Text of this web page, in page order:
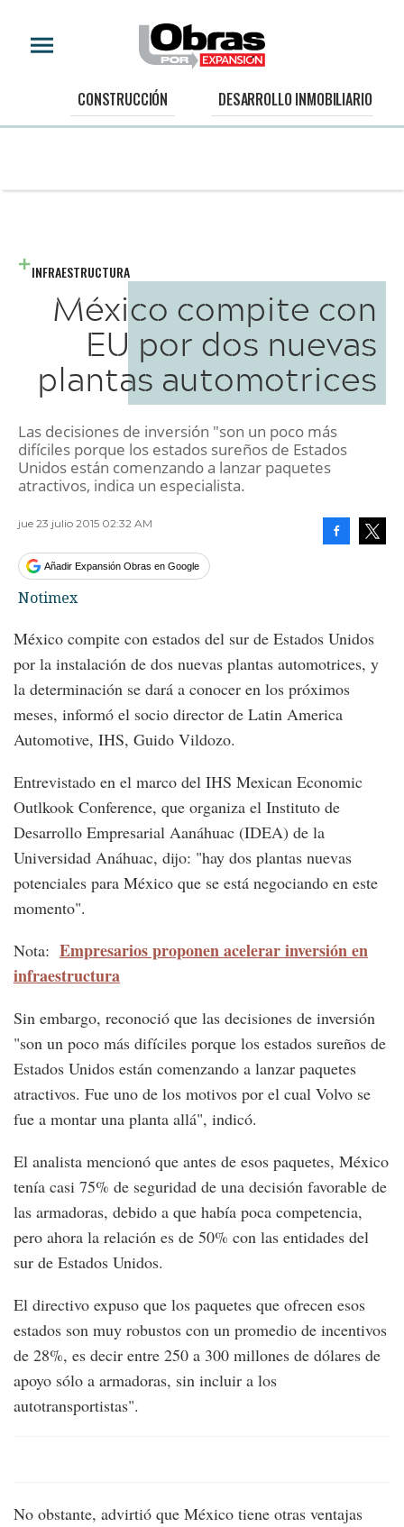
CONSTRUCCIÓN DESARROLLO INMOBILIARIO
INFRAESTRUCTURA
México compite con
EU por dos nuevas
plantas automotrices
Las decisiones de inversión "son un poco más
difíciles porque los estados sureños de Estados
Unidos están comenzando a lanzar paquetes
atractivos, indica un especialista.
jue 23 julio 2015 02:32 AM
Añadir Expansión Obras en Google
Notimex
México compite con estados del sur de Estados Unidos
por la instalación de dos nuevas plantas automotrices, y
la determinación se dará a conocer en los próximos
meses, informó el socio director de Latin America
Automotive, IHS, Guido Vildozo.
Entrevistado en el marco del IHS Mexican Economic
Outlkook Conference, que organiza el Instituto de
Desarrollo Empresarial Aanáhuac (IDEA) de la
Universidad Anáhuac, dijo: "hay dos plantas nuevas
potenciales para México que se está negociando en este
momento".
Nota: Empresarios proponen acelerar inversión en
infraestructura
Sin embargo, reconoció que las decisiones de inversión
"son un poco más difíciles porque los estados sureños de
Estados Unidos están comenzando a lanzar paquetes
atractivos. Fue uno de los motivos por el cual Volvo se
fue a montar una planta allá", indicó.
El analista mencionó que antes de esos paquetes, México
tenía casi 75% de seguridad de una decisión favorable de
las armadoras, debido a que había poca competencia,
pero ahora la relación es de 50% con las entidades del
sur de Estados Unidos.
El directivo expuso que los paquetes que ofrecen esos
estados son muy robustos con un promedio de incentivos
de 28%, es decir entre 250 a 300 millones de dólares de
apoyo sólo a armadoras, sin incluir a los
autotransportistas".
No obstante, advirtió que México tiene otras ventajas